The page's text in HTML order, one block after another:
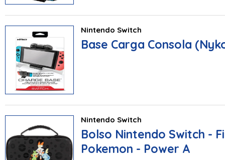
Nintendo Switch
Base Carga Consola
Nintendo Switch
Bolso Nintendo Switch -
Pokemon - Power A